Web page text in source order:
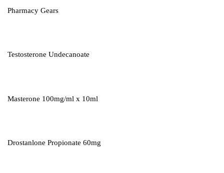
Pharmacy Gears
Testosterone Undecanoate
Masterone 100mg/ml x 10ml
Drostanlone Propionate 60mg